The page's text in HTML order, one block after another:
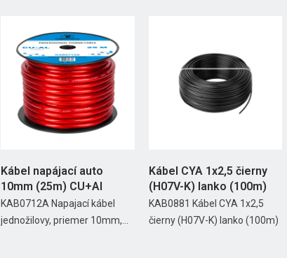
Kábel napájací auto
10mm (25m) CU+Al
KAB0712A Napajací kábel
jednožilovy, priemer 10mm,...
Kábel CYA 1x2,5 čierny
(H07V-K) lanko (100m)
KAB0881 Kábel CYA 1x2,5
čierny (H07V-K) lanko (100m)